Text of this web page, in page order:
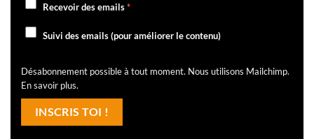
Recevoir des emails*
Suivi des emails (pour améliorer le contenu)
Désabonnement possible à tout moment. Nous utilisons Mailchimp.
En savoir plus.